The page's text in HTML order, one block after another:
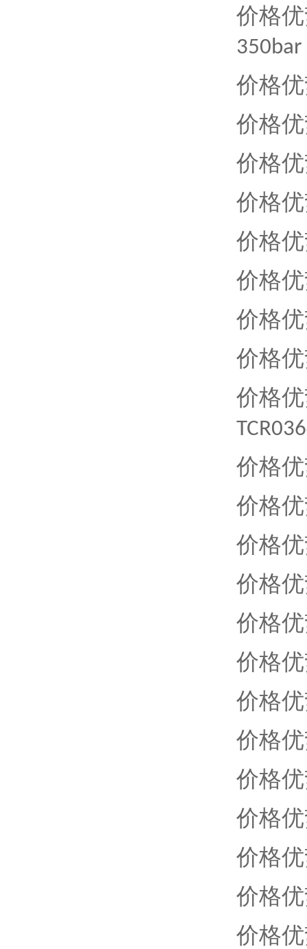
价格
350bar
价格
价格
价格
价格
价格
价格
价格
价格
价格
价格
价格
价格
价格
价格
价格
价格
价格
价格
价格
价格
价格
价格